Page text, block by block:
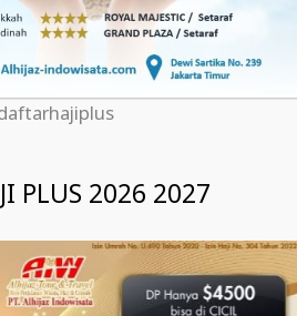
PLUS 2026 2027